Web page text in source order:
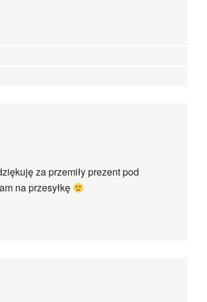
za przemiły prezent pod
na przesyłkę